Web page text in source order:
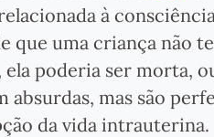
à
que uma criança não
ela poderia ser morta,
absurdas, mas são
da vida intrauterina.